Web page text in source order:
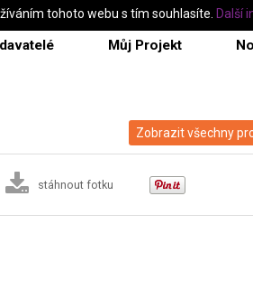
Můj Projekt
Zobrazit všechny
stáhnout fotku
tohoto webu s tím souhlasíte. Další